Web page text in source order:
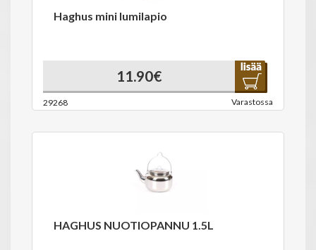
Haghus mini lumilapio
11.90€
29268 Varastossa
HAGHUS NUOTIOPANNU 1.5L